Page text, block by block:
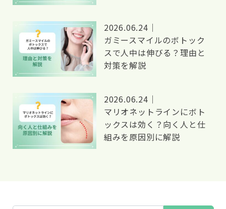
2026.06.24｜
ガミースマイルのボトック
スで人中は伸びる？理由と
対策を解説
2026.06.24｜
マリオネットラインにボト
ックスは効く？向く人と仕
組みを原因別に解説